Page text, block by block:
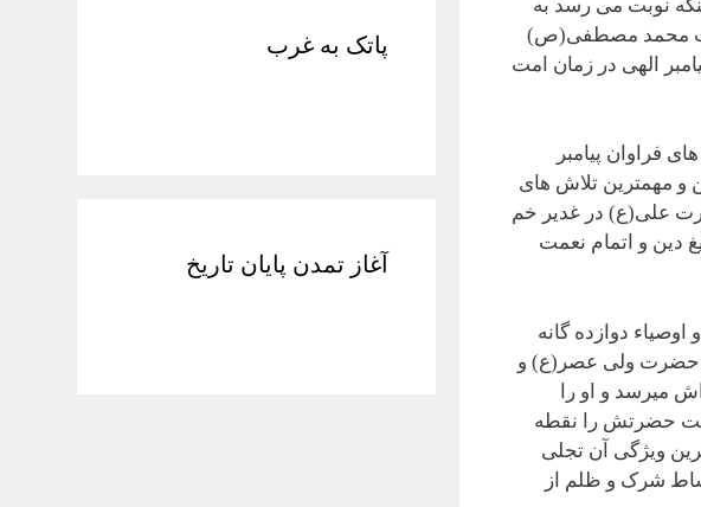
نوبت می رسد به
محمد مصطفی(ص)
الهی در زمان امت
فراوان پیامبر
و مهمترین تلاش های
علی(ع) در غدیر خم
دین و اتمام نعمت
دوازده گانه
حضرت ولی عصر(ع) و
و او را
حضرتش را نقطه
ویژگی آن تجلی
شرک و ظلم از
پاتک به غرب
آغاز تمدن پایان تاریخ